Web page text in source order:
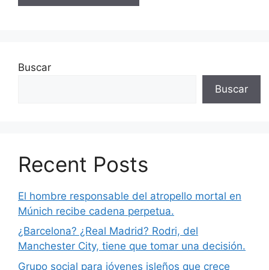
Buscar
Buscar
Recent Posts
El hombre responsable del atropello mortal en
Múnich recibe cadena perpetua.
¿Barcelona? ¿Real Madrid? Rodri, del
Manchester City, tiene que tomar una decisión.
Grupo social para jóvenes isleños que crece